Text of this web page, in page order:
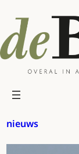
naar
de
inhoud
nieuws